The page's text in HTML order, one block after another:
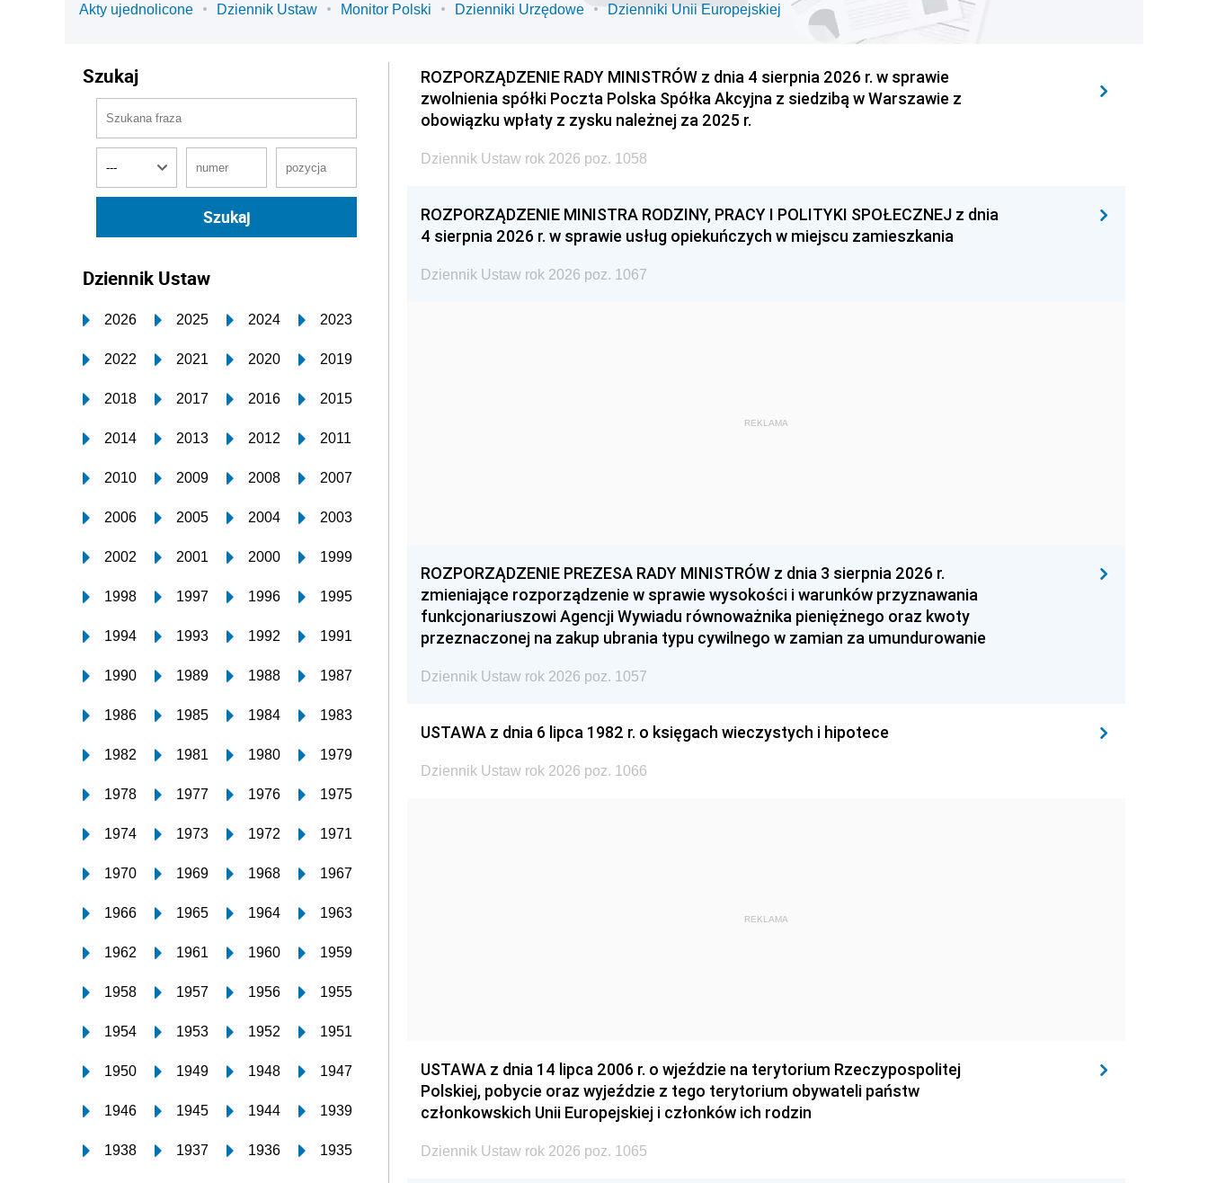
Akty ujednolicone Dziennik Ustaw Monitor Polski Dzienniki Urzędowe Dzienniki Unii Europejskiej
Szukaj
Dziennik Ustaw
2026 2025 2024 2023
2022 2021 2020 2019
2018 2017 2016 2015
2014 2013 2012 2011
2010 2009 2008 2007
2006 2005 2004 2003
2002 2001 2000 1999
1998 1997 1996 1995
1994 1993 1992 1991
1990 1989 1988 1987
1986 1985 1984 1983
1982 1981 1980 1979
1978 1977 1976 1975
1974 1973 1972 1971
1970 1969 1968 1967
1966 1965 1964 1963
1962 1961 1960 1959
1958 1957 1956 1955
1954 1953 1952 1951
1950 1949 1948 1947
1946 1945 1944 1939
1938 1937 1936 1935
ROZPORZĄDZENIE RADY MINISTRÓW z dnia 4 sierpnia 2026 r. w sprawie
zwolnienia spółki Poczta Polska Spółka Akcyjna z siedzibą w Warszawie z
obowiązku wpłaty z zysku należnej za 2025 r.
Dziennik Ustaw rok 2026 poz. 1058
ROZPORZĄDZENIE MINISTRA RODZINY, PRACY I POLITYKI SPOŁECZNEJ z dnia
4 sierpnia 2026 r. w sprawie usług opiekuńczych w miejscu zamieszkania
Dziennik Ustaw rok 2026 poz. 1067
REKLAMA
ROZPORZĄDZENIE PREZESA RADY MINISTRÓW z dnia 3 sierpnia 2026 r.
zmieniające rozporządzenie w sprawie wysokości i warunków przyznawania
funkcjonariuszowi Agencji Wywiadu równoważnika pieniężnego oraz kwoty
przeznaczonej na zakup ubrania typu cywilnego w zamian za umundurowanie
Dziennik Ustaw rok 2026 poz. 1057
USTAWA z dnia 6 lipca 1982 r. o księgach wieczystych i hipotece
Dziennik Ustaw rok 2026 poz. 1066
REKLAMA
USTAWA z dnia 14 lipca 2006 r. o wjeździe na terytorium Rzeczypospolitej
Polskiej, pobycie oraz wyjeździe z tego terytorium obywateli państw
członkowskich Unii Europejskiej i członków ich rodzin
Dziennik Ustaw rok 2026 poz. 1065